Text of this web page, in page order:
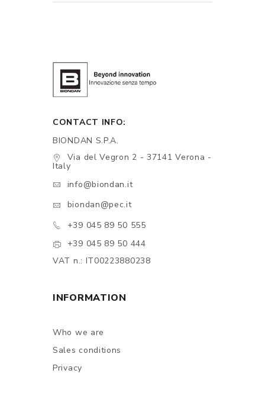
CONTACT INFO:
BIONDAN S.P.A.
Via del Vegron 2 - 37141 Verona -
Italy
info@biondan.it
biondan@pec.it
+39 045 89 50 555
+39 045 89 50 444
VAT n.: IT00223880238
INFORMATION
Who we are
Sales conditions
Privacy